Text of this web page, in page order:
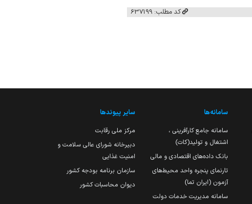
کد مطلب: 637199
سامانه‌ها
سامانه جامع کارآفرینی ،
اشتغال و تولید(کات)
بانک داده‌های اقتصادی و مالی
تارنمای پنجره واحد محیط‌های
آزمون (ایران تما)
سامانه مدیریت خدمات دولت
سایر پیوندها
مرکز ملی رقابت
دبیرخانه شورای عالی سلامت و
امنیت غذایی
سازمان برنامه بودجه کشور
دیوان محاسبات کشور